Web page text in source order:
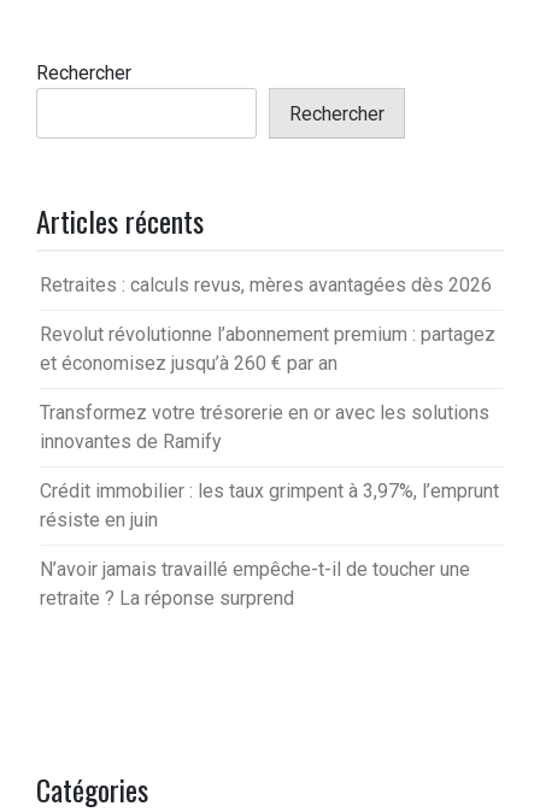
Rechercher
Rechercher
Articles récents
Retraites : calculs revus, mères avantagées dès 2026
Revolut révolutionne l’abonnement premium : partagez
et économisez jusqu’à 260 € par an
Transformez votre trésorerie en or avec les solutions
innovantes de Ramify
Crédit immobilier : les taux grimpent à 3,97%, l’emprunt
résiste en juin
N’avoir jamais travaillé empêche-t-il de toucher une
retraite ? La réponse surprend
Catégories